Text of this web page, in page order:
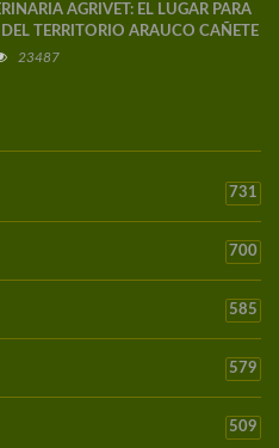
AGRIVET: EL LUGAR PARA
TERRITORIO ARAUCO CAÑETE
23487
731
700
585
579
509